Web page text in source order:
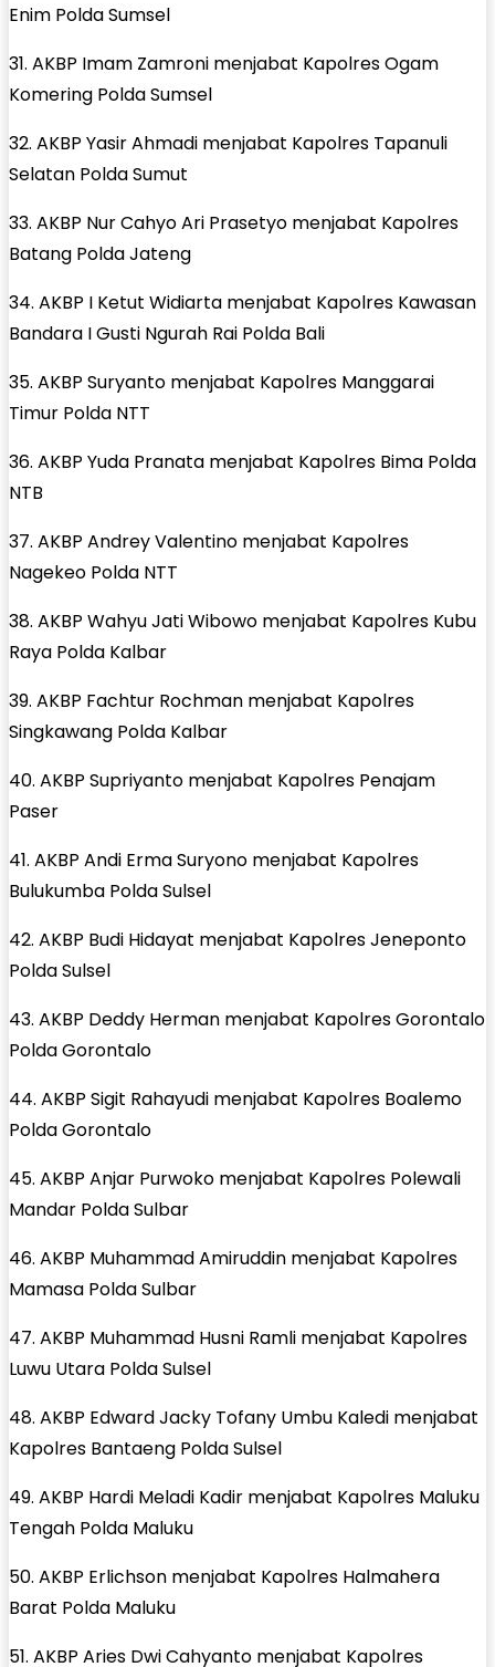
Enim Polda Sumsel
31. AKBP Imam Zamroni menjabat Kapolres Ogam
Komering Polda Sumsel
32. AKBP Yasir Ahmadi menjabat Kapolres Tapanuli
Selatan Polda Sumut
33. AKBP Nur Cahyo Ari Prasetyo menjabat Kapolres
Batang Polda Jateng
34. AKBP I Ketut Widiarta menjabat Kapolres Kawasan
Bandara I Gusti Ngurah Rai Polda Bali
35. AKBP Suryanto menjabat Kapolres Manggarai
Timur Polda NTT
36. AKBP Yuda Pranata menjabat Kapolres Bima Polda
NTB
37. AKBP Andrey Valentino menjabat Kapolres
Nagekeo Polda NTT
38. AKBP Wahyu Jati Wibowo menjabat Kapolres Kubu
Raya Polda Kalbar
39. AKBP Fachtur Rochman menjabat Kapolres
Singkawang Polda Kalbar
40. AKBP Supriyanto menjabat Kapolres Penajam
Paser
41. AKBP Andi Erma Suryono menjabat Kapolres
Bulukumba Polda Sulsel
42. AKBP Budi Hidayat menjabat Kapolres Jeneponto
Polda Sulsel
43. AKBP Deddy Herman menjabat Kapolres Gorontalo
Polda Gorontalo
44. AKBP Sigit Rahayudi menjabat Kapolres Boalemo
Polda Gorontalo
45. AKBP Anjar Purwoko menjabat Kapolres Polewali
Mandar Polda Sulbar
46. AKBP Muhammad Amiruddin menjabat Kapolres
Mamasa Polda Sulbar
47. AKBP Muhammad Husni Ramli menjabat Kapolres
Luwu Utara Polda Sulsel
48. AKBP Edward Jacky Tofany Umbu Kaledi menjabat
Kapolres Bantaeng Polda Sulsel
49. AKBP Hardi Meladi Kadir menjabat Kapolres Maluku
Tengah Polda Maluku
50. AKBP Erlichson menjabat Kapolres Halmahera
Barat Polda Maluku
51. AKBP Aries Dwi Cahyanto menjabat Kapolres